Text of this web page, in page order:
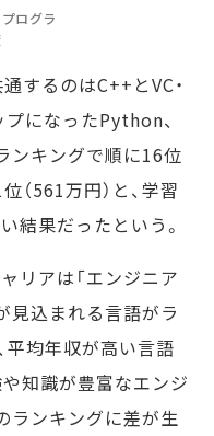
ログラ
するのはC++とVC・
になったPython、
ンキングで順に16位
（561万円）と、学習
結果だったという。
リアは「エンジニア
見込まれる言語がラ
平均年収が高い言語
や知識が豊富なエンジ
ランキングに差が生